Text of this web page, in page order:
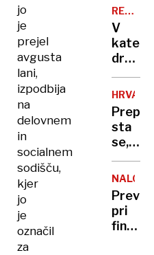
jo
je
prejel
avgusta
lani,
izpodbija
na
delovnem
in
socialnem
sodišču,
kjer
jo
je
označil
za
oblaki
PET
V
živijo
ljudje
z
IQ in
kje
smo
sta
se,
kdo
je bil
dlje
v
nato
pri